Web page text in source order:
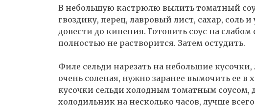
В небольшую кастрюлю вылить томатный
гвоздику, перец, лавровый лист, сахар, соль
довести до кипения. Готовить соус на
полностью не растворится. Затем остудить.
Филе сельди нарезать на небольшие
очень соленая, нужно заранее вымочить ее в
кусочки сельди холодным томатным соусом,
холодильник на несколько часов, лучше